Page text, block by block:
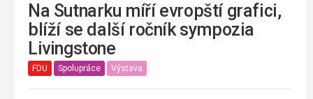
Na Sutnarku míří evropští grafici,
blíží se další ročník sympozia
Livingstone
FDU Spolupráce Výstava